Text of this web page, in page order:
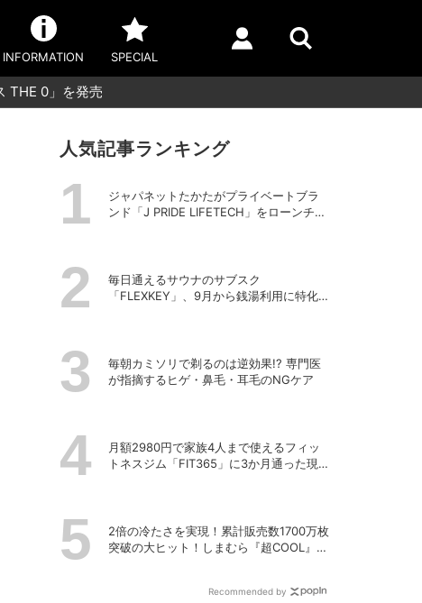
INFORMATION SPECIAL
THE 0」を発売
人気記事ランキング
ジャパネットたかたがプライベートブラ
ンド「J PRIDE LIFETECH」をローンチ、
毎日通えるサウナのサブスク
「FLEXKEY」、9月から銭湯利用に特化し
毎朝カミソリで剃るのは逆効果!? 専門医
が指摘するヒゲ・鼻毛・耳毛のNGケア
月額2980円で家族4人まで使えるフィッ
トネスジム「FIT365」に3か月通った現在
2倍の冷たさを実現！累計販売数1700万枚
突破の大ヒット！しまむら『超COOL』シ
Recommended by